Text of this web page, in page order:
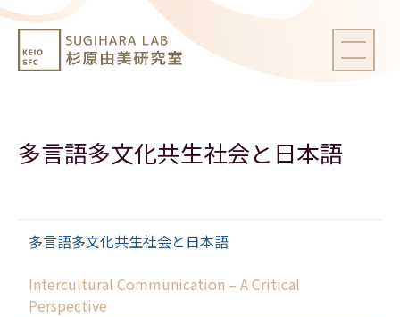
多言語多文化共生社会と日本語
多言語多文化共生社会と日本語
Intercultural Communication – A Critical
Perspective